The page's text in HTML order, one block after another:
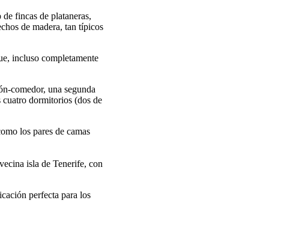
fincas de plataneras,
de madera, tan típicos
incluso completamente
comedor, una segunda
cuatro dormitorios (dos de
los pares de camas
isla de Tenerife, con
perfecta para los